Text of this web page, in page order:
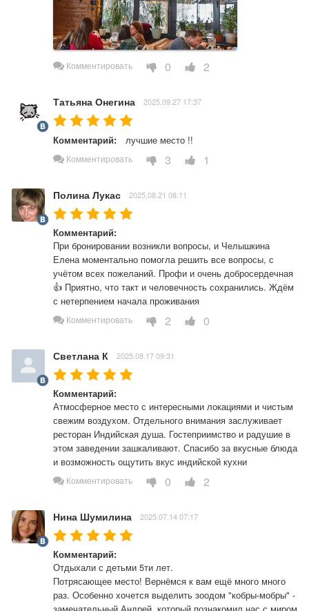
Комментировать 0 2
Татьяна Онегина 2025.09.27 17:37
Комментарий: лучшие место !!
Комментировать 3 1
Полина Лукас 2025.08.21 08:11
Комментарий:
При бронировании возникли вопросы, и Челышкина
Елена моментально помогла решить все вопросы, с
учётом всех пожеланий. Профи и очень добросердечная
👍 Приятно, что такт и человечность сохранились. Ждём
с нетерпением начала проживания
Комментировать 2 0
Светлана К 2025.08.17 09:31
Комментарий:
Атмосферное место с интересными локациями и чистым
свежим воздухом. Отдельного внимания заслуживает
ресторан Индийская душа. Гостеприимство и радушие в
этом заведении зашкаливают. Спасибо за вкусные блюда
и возможность ощутить вкус индийской кухни
Комментировать 0 2
Нина Шумилина 2025.07.14 07:17
Комментарий:
Отдыхали с детьми 5ти лет.
Потрясающее место! Вернёмся к вам ещё много много
раз. Особенно хочется выделить зоодом "кобры-мобры" -
замечательный Андрей, который познакомил нас с миром